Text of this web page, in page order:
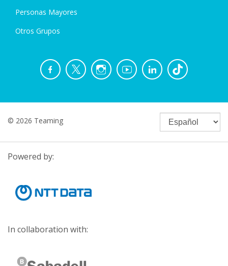
Personas Mayores
Otros Grupos
© 2026 Teaming
Powered by:
In collaboration with: